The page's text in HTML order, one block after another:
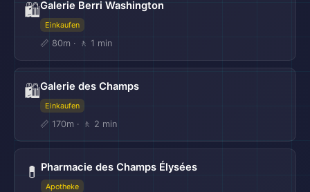
🛍️Galerie Berri Washington
Einkaufen
📏 80m · 🚶 1 min
🛍️Galerie des Champs
Einkaufen
📏 170m · 🚶 2 min
💊 Pharmacie des Champs Élysées
Apotheke